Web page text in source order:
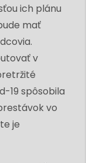
ich plánu
mať
v
19 spôsobila
vo
je